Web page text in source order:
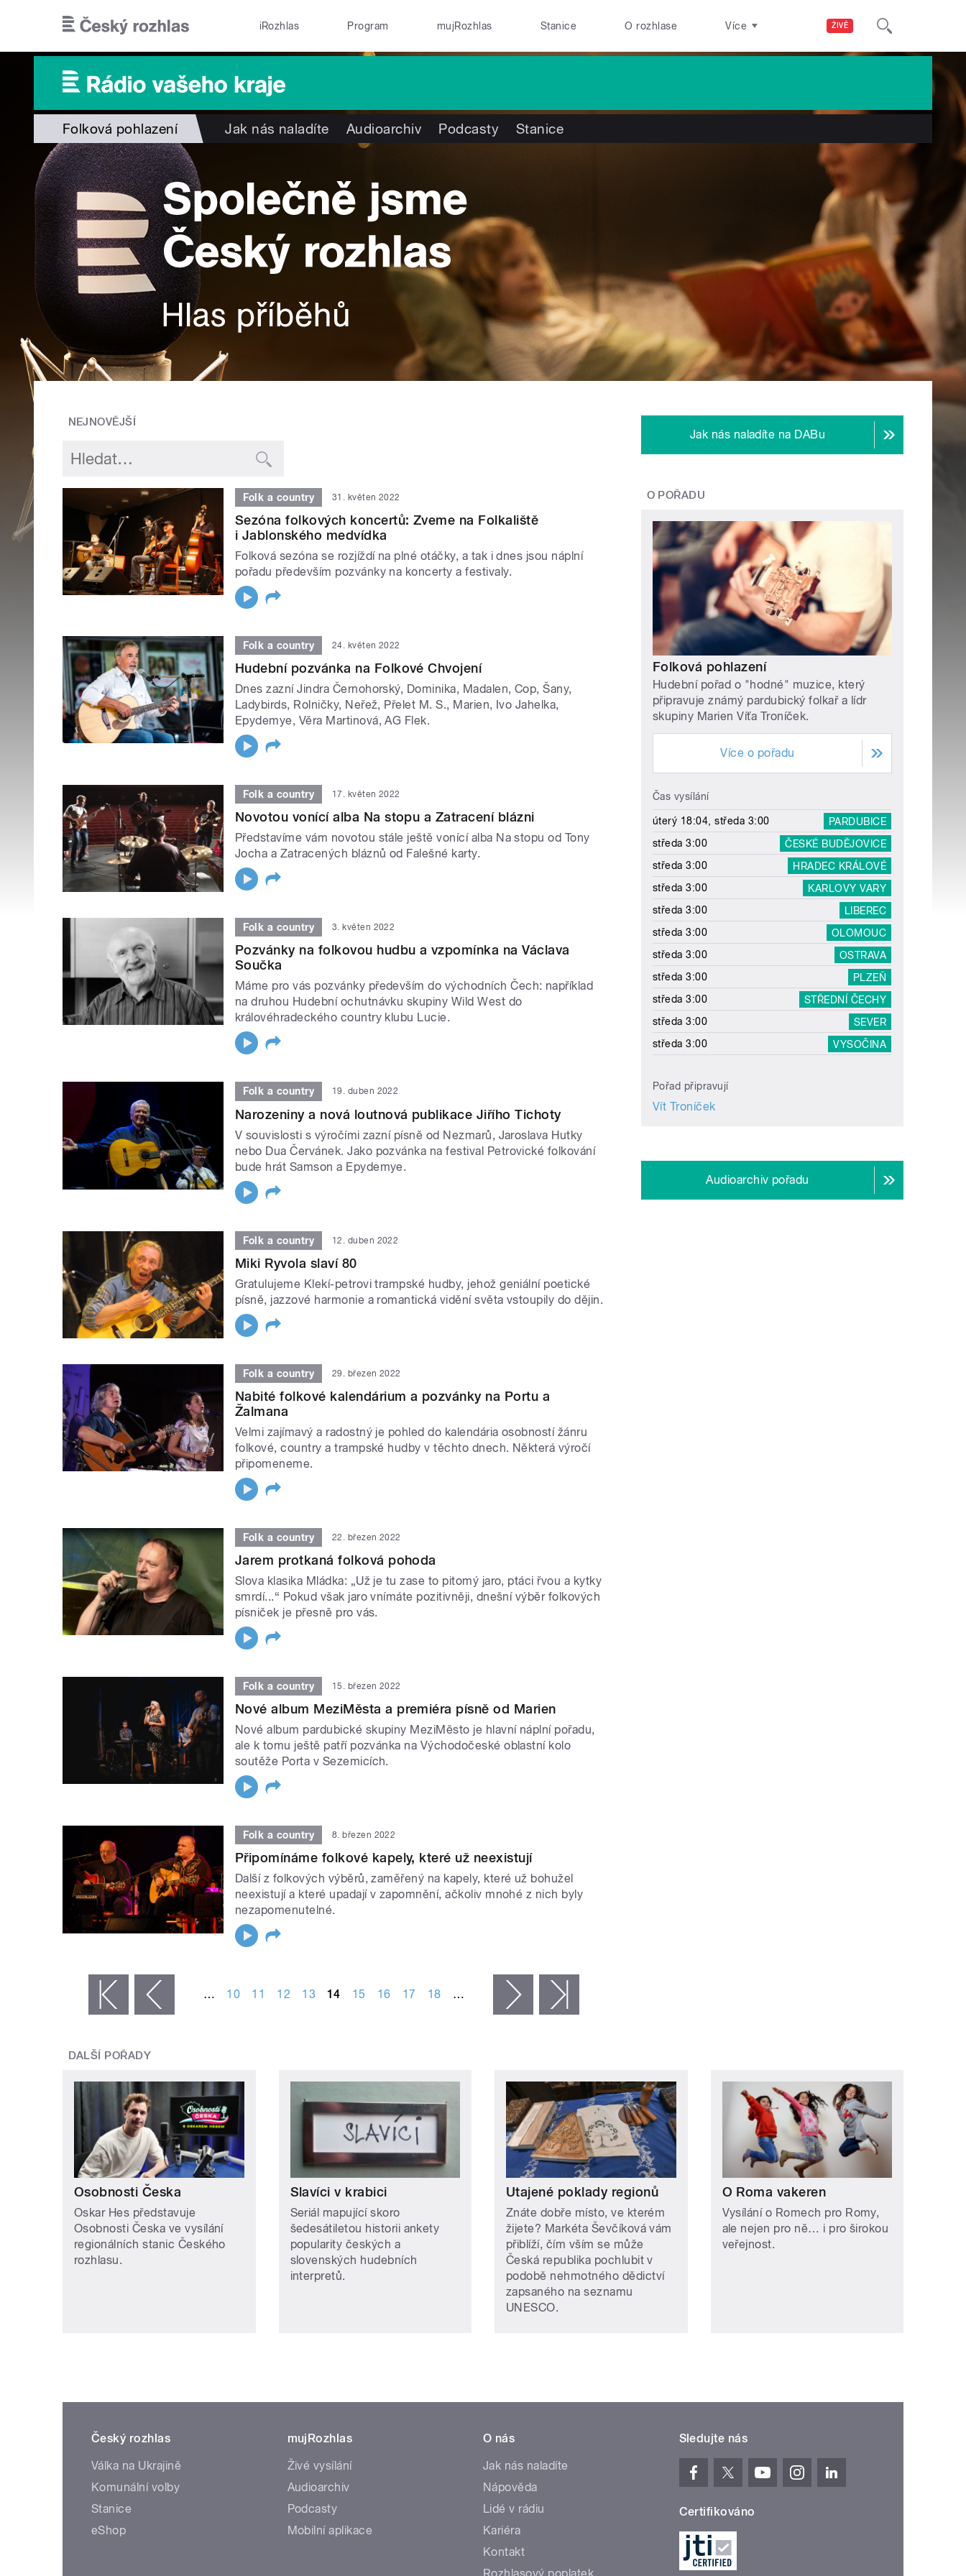
ŽIVĚ
iRozhlas Program mujRozhlas Stanice O rozhlase Více
Folková pohlazení Jak nás naladíte Audioarchiv Podcasty Stanice
NEJNOVĚJŠÍ
Folk a country 31. květen 2022
Sezóna folkových koncertů: Zveme na Folkaliště
i Jablonského medvídka
Folková sezóna se rozjíždí na plné otáčky, a tak i dnes jsou náplní
pořadu především pozvánky na koncerty a festivaly.
Folk a country 24. květen 2022
Hudební pozvánka na Folkové Chvojení
Dnes zazní Jindra Černohorský, Dominika, Madalen, Cop, Šany,
Ladybirds, Rolničky, Neřež, Přelet M. S., Marien, Ivo Jahelka,
Epydemye, Věra Martinová, AG Flek.
Folk a country 17. květen 2022
Novotou vonící alba Na stopu a Zatracení blázni
Představíme vám novotou stále ještě vonící alba Na stopu od Tony
Jocha a Zatracených bláznů od Falešné karty.
Folk a country 3. květen 2022
Pozvánky na folkovou hudbu a vzpomínka na Václava
Součka
Máme pro vás pozvánky především do východních Čech: například
na druhou Hudební ochutnávku skupiny Wild West do
královéhradeckého country klubu Lucie.
Folk a country 19. duben 2022
Narozeniny a nová loutnová publikace Jiřího Tichoty
V souvislosti s výročími zazní písně od Nezmarů, Jaroslava Hutky
nebo Dua Červánek. Jako pozvánka na festival Petrovické folkování
bude hrát Samson a Epydemye.
Folk a country 12. duben 2022
Miki Ryvola slaví 80
Gratulujeme Klekí-petrovi trampské hudby, jehož geniální poetické
písně, jazzové harmonie a romantická vidění světa vstoupily do dějin.
Folk a country 29. březen 2022
Nabité folkové kalendárium a pozvánky na Portu a
Žalmana
Velmi zajímavý a radostný je pohled do kalendária osobností žánru
folkové, country a trampské hudby v těchto dnech. Některá výročí
připomeneme.
Folk a country 22. březen 2022
Jarem protkaná folková pohoda
Slova klasika Mládka: „Už je tu zase to pitomý jaro, ptáci řvou a kytky
smrdí...“ Pokud však jaro vnímáte pozitivněji, dnešní výběr folkových
písniček je přesně pro vás.
Folk a country 15. březen 2022
Nové album MeziMěsta a premiéra písně od Marien
Nové album pardubické skupiny MeziMěsto je hlavní náplní pořadu,
ale k tomu ještě patří pozvánka na Východočeské oblastní kolo
soutěže Porta v Sezemicích.
Folk a country 8. březen 2022
Připomínáme folkové kapely, které už neexistují
Další z folkových výběrů, zaměřený na kapely, které už bohužel
neexistují a které upadají v zapomnění, ačkoliv mnohé z nich byly
nezapomenutelné.
‹ předchozí … 10 11 12 13 14 15 16 17 18 … následující ›
Jak nás naladíte na DABu
O POŘADU
Folková pohlazení
Hudební pořad o "hodné" muzice, který
připravuje známý pardubický folkař a lídr
skupiny Marien Víťa Troníček.
Více o pořadu
Čas vysílání
úterý 18:04, středa 3:00
PARDUBICE
středa 3:00
ČESKÉ BUDĚJOVICE
středa 3:00
HRADEC KRÁLOVÉ
středa 3:00
KARLOVY VARY
středa 3:00
LIBEREC
středa 3:00
OLOMOUC
středa 3:00
OSTRAVA
středa 3:00
PLZEŇ
středa 3:00
STŘEDNÍ ČECHY
středa 3:00
SEVER
středa 3:00
VYSOČINA
Pořad připravují
Vít Troníček
Audioarchiv pořadu
DALŠÍ POŘADY
Osobnosti Česka
Oskar Hes představuje
Osobnosti Česka ve vysílání
regionálních stanic Českého
rozhlasu.
Slavíci v krabici
Seriál mapující skoro
šedesátiletou historii ankety
popularity českých a
slovenských hudebních
interpretů.
Utajené poklady regionů
Znáte dobře místo, ve kterém
žijete? Markéta Ševčíková vám
přiblíží, čím vším se může
Česká republika pochlubit v
podobě nehmotného dědictví
zapsaného na seznamu
UNESCO.
O Roma vakeren
Vysílání o Romech pro Romy,
ale nejen pro ně… i pro širokou
veřejnost.
Český rozhlas
Válka na Ukrajině
Komunální volby
Stanice
eShop
mujRozhlas
Živé vysílání
Audioarchiv
Podcasty
Mobilní aplikace
O nás
Jak nás naladíte
Nápověda
Lidé v rádiu
Kariéra
Kontakt
Rozhlasový poplatek
Sledujte nás
Certifikováno